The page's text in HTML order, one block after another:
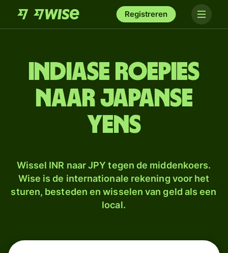
Registreren
Indiase roepies
naar Japanse
yens
Wissel INR naar JPY tegen de middenkoers.
Wise is de internationale rekening voor het
sturen, besteden en wisselen van geld als een
local.